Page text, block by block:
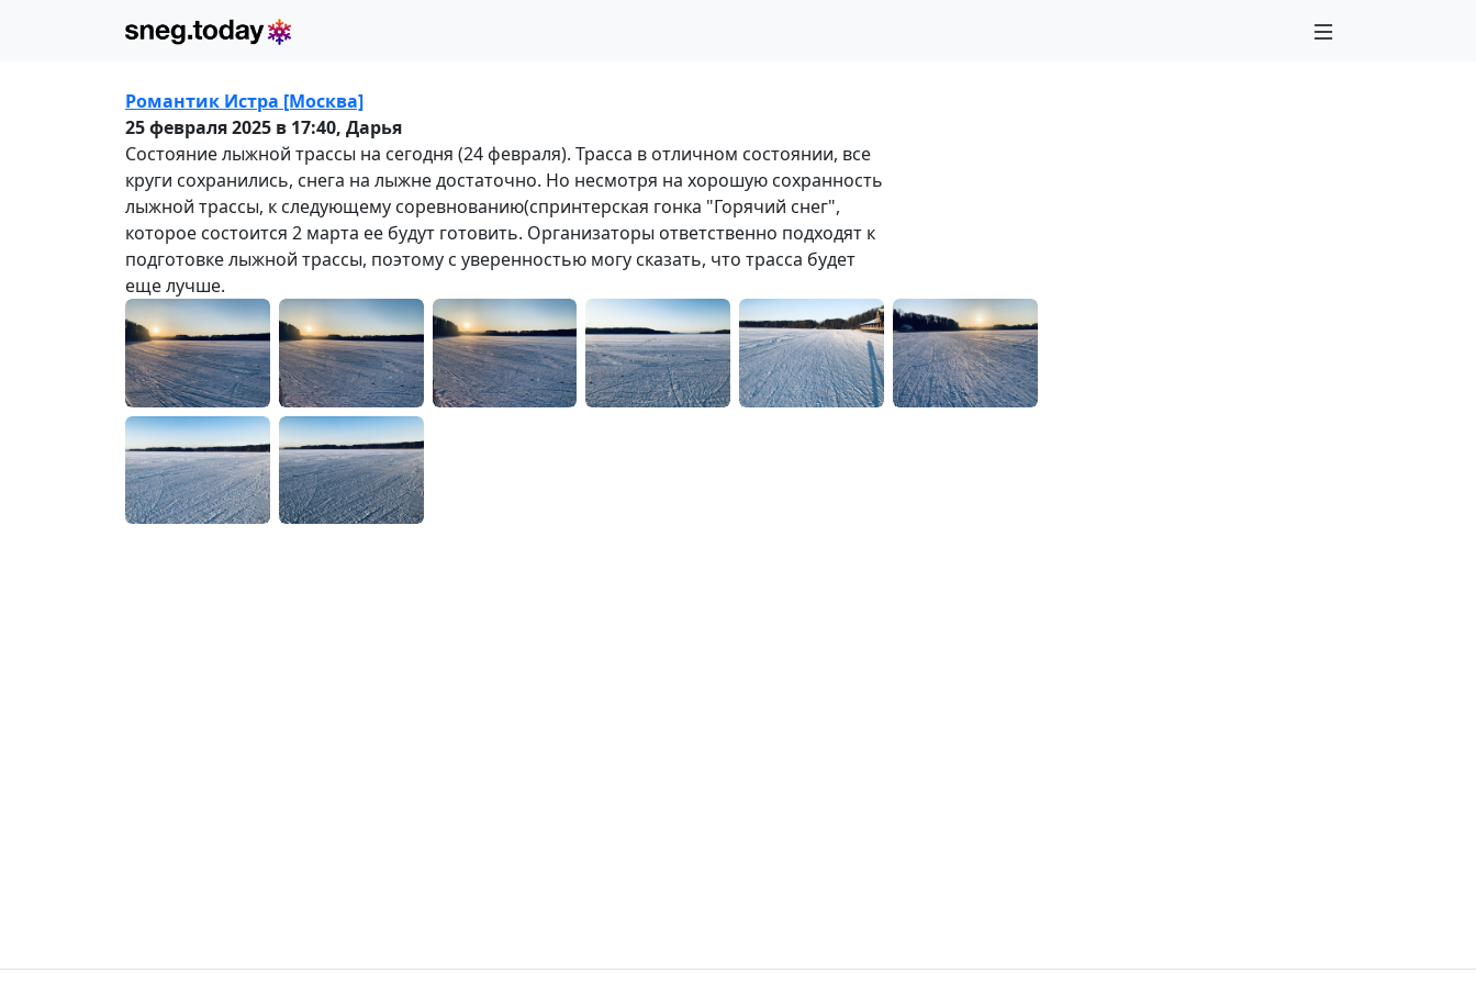
Романтик Истра [Москва]
25 февраля 2025 в 17:40, Дарья
Состояние лыжной трассы на сегодня (24 февраля). Трасса в отличном состоянии, все
круги сохранились, снега на лыжне достаточно. Но несмотря на хорошую сохранность
лыжной трассы, к следующему соревнованию(спринтерская гонка "Горячий снег",
которое состоится 2 марта ее будут готовить. Организаторы ответственно подходят к
подготовке лыжной трассы, поэтому с уверенностью могу сказать, что трасса будет
еще лучше.